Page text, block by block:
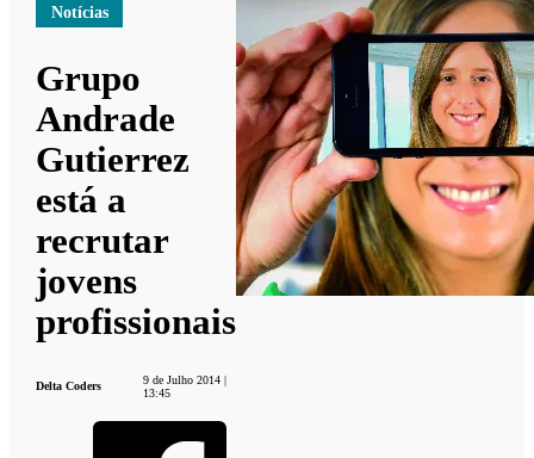
Notícias
Grupo
Andrade
Gutierrez
está a
recrutar
jovens
profissionais
Delta Coders
9 de Julho 2014 |
13:45